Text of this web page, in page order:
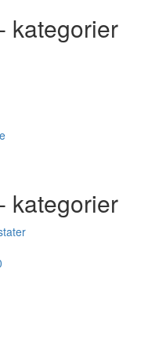
kategorier
kategorier